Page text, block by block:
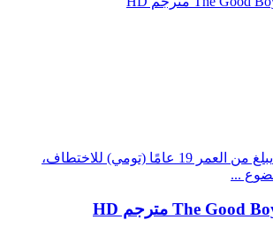
يتعرّض مجرم يبلغ من العمر 19 عامًا (تومي) للاختطاف،
...